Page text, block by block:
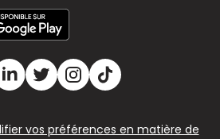
vos préférences en matière de